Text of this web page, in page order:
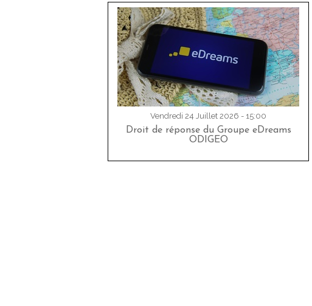
Vendredi 24 Juillet 2026 - 15:00
Droit de réponse du Groupe eDreams
ODIGEO